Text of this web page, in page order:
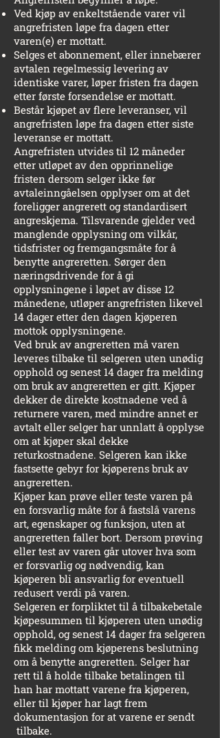
Ved kjøp av enkeltstående varer vil
angrefristen løpe fra dagen etter
varen(e) er mottatt.
Selges et abonnement, eller innebærer
avtalen regelmessig levering av
identiske varer, løper fristen fra dagen
etter første forsendelse er mottatt.
Består kjøpet av flere leveranser, vil
angrefristen løpe fra dagen etter siste
leveranse er mottatt.
Angrefristen utvides til 12 måneder
etter utløpet av den opprinnelige
fristen dersom selger ikke før
avtaleinngåelsen opplyser om at det
foreligger angrerett og standardisert
angreskjema. Tilsvarende gjelder ved
manglende opplysning om vilkår,
tidsfrister og fremgangsmåte for å
benytte angreretten. Sørger den
næringsdrivende for å gi
opplysningene i løpet av disse 12
månedene, utløper angrefristen likevel
14 dager etter den dagen kjøperen
mottok opplysningene.
Ved bruk av angreretten må varen
leveres tilbake til selgeren uten unødig
opphold og senest 14 dager fra melding
om bruk av angreretten er gitt. Kjøper
dekker de direkte kostnadene ved å
returnere varen, med mindre annet er
avtalt eller selger har unnlatt å opplyse
om at kjøper skal dekke
returkostnadene. Selgeren kan ikke
fastsette gebyr for kjøperens bruk av
angreretten.
Kjøper kan prøve eller teste varen på
en forsvarlig måte for å fastslå varens
art, egenskaper og funksjon, uten at
angreretten faller bort. Dersom prøving
eller test av varen går utover hva som
er forsvarlig og nødvendig, kan
kjøperen bli ansvarlig for eventuell
redusert verdi på varen.
Selgeren er forpliktet til å tilbakebetale
kjøpesummen til kjøperen uten unødig
opphold, og senest 14 dager fra selgeren
fikk melding om kjøperens beslutning
om å benytte angreretten. Selger har
rett til å holde tilbake betalingen til
han har mottatt varene fra kjøperen,
eller til kjøper har lagt frem
dokumentasjon for at varene er sendt
tilbake.